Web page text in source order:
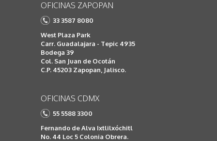
OFICINAS ZAPOPAN
33 3587 8080
West Plaza Park
Carr. Guadalajara - Tepic 4935
Bodega 39
Col. San Juan de Ocotán
C.P. 45203 Zapopan, Jalisco.
OFICINAS CDMX
55 5588 3300
Fernando de Alva Ixtlilxóchitl
No. 44 Loc 5 Colonia Obrera.